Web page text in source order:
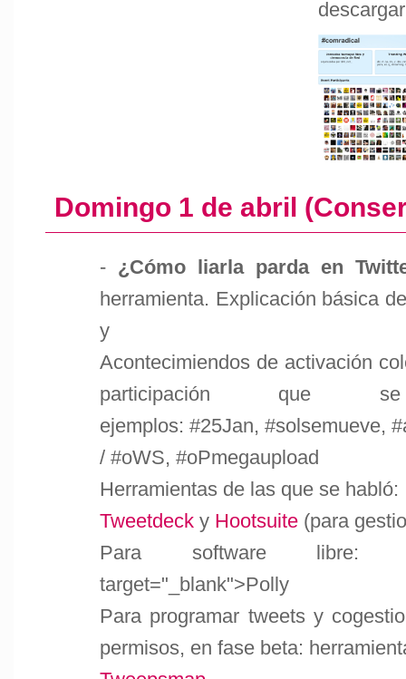
Domingo 1 de abril
- ¿Cómo liarla parda en
herramienta. Explicación básica
y
Acontecimiendos de activación
participación que
ejemplos: #25Jan, #solsemueve,
/ #oWS, #oPmegaupload
Herramientas de las que se habló:
Tweetdeck y Hootsuite (para
Para software libre:
target="_blank">Polly
Para programar tweets y
permisos, en fase beta: